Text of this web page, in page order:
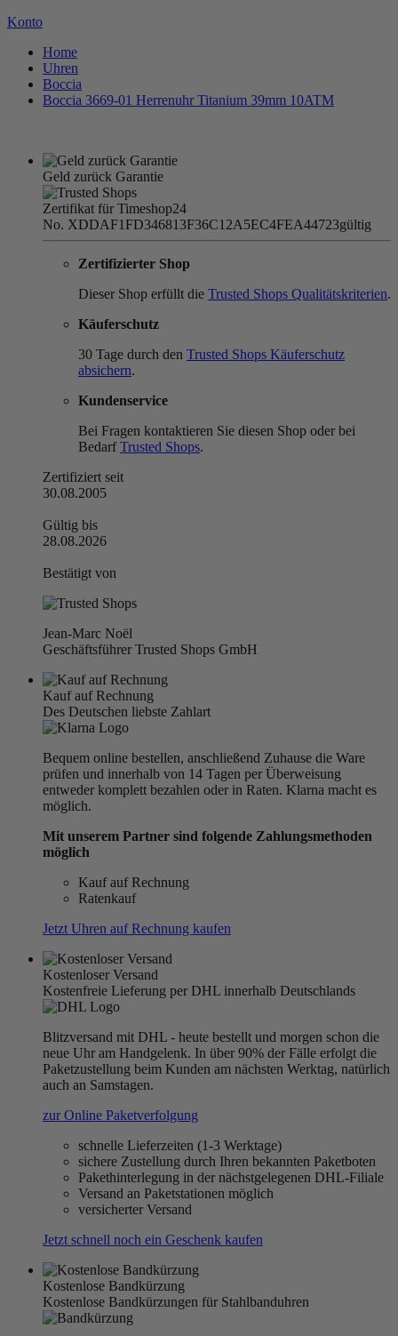
Konto
Home
Uhren
Boccia
Boccia 3669-01 Herrenuhr Titanium 39mm 10ATM
Geld zurück Garantie
Zertifikat für Timeshop24
No. XDDAF1FD346813F36C12A5EC4FEA44723gültig
Zertifizierter Shop
Dieser Shop erfüllt die Trusted Shops Qualitätskriterien.
Käuferschutz
30 Tage durch den Trusted Shops Käuferschutz
absichern.
Kundenservice
Bei Fragen kontaktieren Sie diesen Shop oder bei
BedarfTrusted Shops.
Zertifiziert seit
30.08.2005
Gültig bis
28.08.2026
Bestätigt von
Jean-Marc Noël
Geschäftsführer Trusted Shops GmbH
Kauf auf Rechnung
Des Deutschen liebste Zahlart
Bequem online bestellen, anschließend Zuhause die Ware
prüfen und innerhalb von 14 Tagen per Überweisung
entweder komplett bezahlen oder in Raten. Klarna macht es
möglich.
Mit unserem Partner sind folgende Zahlungsmethoden
möglich
Kauf auf Rechnung
Ratenkauf
Jetzt Uhren auf Rechnung kaufen
Kostenloser Versand
Kostenfreie Lieferung per DHL innerhalb Deutschlands
Blitzversand mit DHL - heute bestellt und morgen schon die
neue Uhr am Handgelenk. In über 90% der Fälle erfolgt die
Paketzustellung beim Kunden am nächsten Werktag, natürlich
auch an Samstagen.
zur Online Paketverfolgung
schnelle Lieferzeiten (1-3 Werktage)
sichere Zustellung durch Ihren bekannten Paketboten
Pakethinterlegung in der nächstgelegenen DHL-Filiale
Versand an Paketstationen möglich
versicherter Versand
Jetzt schnell noch ein Geschenk kaufen
Kostenlose Bandkürzung
Kostenlose Bandkürzungen für Stahlbanduhren